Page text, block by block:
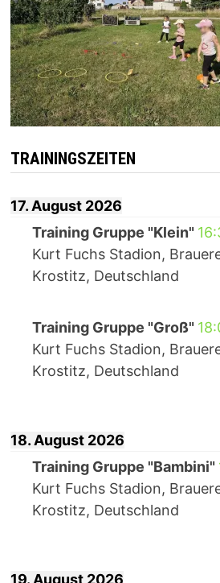
TRAININGSZEITEN
17. August 2026
Training Gruppe "Klein"
Kurt Fuchs Stadion,
Krostitz, Deutschland
Training Gruppe "Groß"
Kurt Fuchs Stadion,
Krostitz, Deutschland
18. August 2026
Training Gruppe "Bambini"
Kurt Fuchs Stadion,
Krostitz, Deutschland
19. August 2026